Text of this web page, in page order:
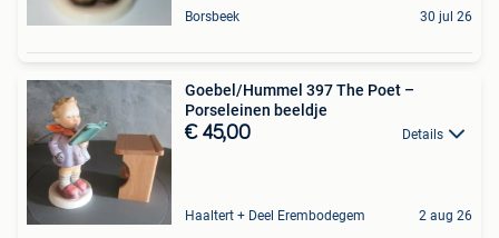
Borsbeek 30 jul 26
Goebel/Hummel 397 The Poet –
Porseleinen beeldje
€ 45,00 Details
Haaltert + Deel Erembodegem 2 aug 26